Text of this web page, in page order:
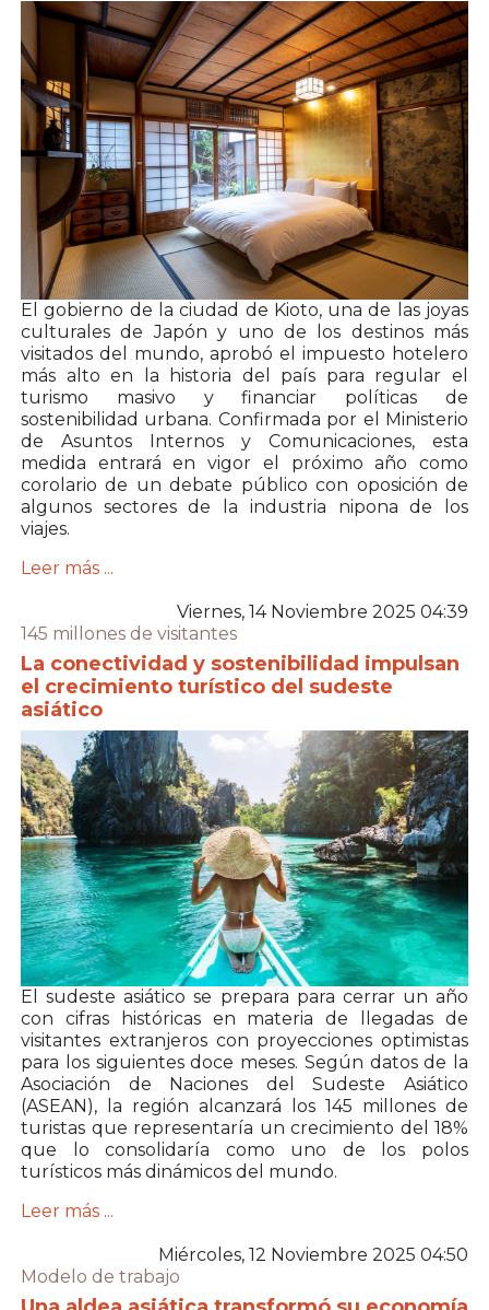
El gobierno de la ciudad de Kioto, una de las joyas
culturales de Japón y uno de los destinos más
visitados del mundo, aprobó el impuesto hotelero
más alto en la historia del país para regular el
turismo masivo y financiar políticas de
sostenibilidad urbana. Confirmada por el Ministerio
de Asuntos Internos y Comunicaciones, esta
medida entrará en vigor el próximo año como
corolario de un debate público con oposición de
algunos sectores de la industria nipona de los
viajes.
Leer más ...
Viernes, 14 Noviembre 2025 04:39
145 millones de visitantes
La conectividad y sostenibilidad impulsan
el crecimiento turístico del sudeste
asiático
El sudeste asiático se prepara para cerrar un año
con cifras históricas en materia de llegadas de
visitantes extranjeros con proyecciones optimistas
para los siguientes doce meses. Según datos de la
Asociación de Naciones del Sudeste Asiático
(ASEAN), la región alcanzará los 145 millones de
turistas que representaría un crecimiento del 18%
que lo consolidaría como uno de los polos
turísticos más dinámicos del mundo.
Leer más ...
Miércoles, 12 Noviembre 2025 04:50
Modelo de trabajo